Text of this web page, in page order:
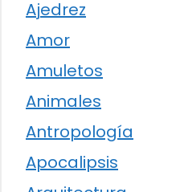
Ajedrez
Amor
Amuletos
Animales
Antropología
Apocalipsis